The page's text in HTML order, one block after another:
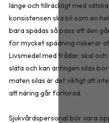
länge och tillräckligt med
konsistensen ska bli som en
bara spädas så pass att den
för mycket spädning riskerar
Livsmedel med trådar, skal
släta och kan antingen silas
maten silas är det viktigt att
att näring går förlorad.
Sjukvårdspersonal bör vara